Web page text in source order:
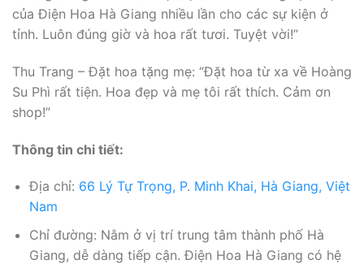
của Điện Hoa Hà Giang nhiều lần cho các sự kiện ở
tỉnh. Luôn đúng giờ và hoa rất tươi. Tuyệt vời!”
Thu Trang – Đặt hoa tặng mẹ: “Đặt hoa từ xa về Hoàng
Su Phì rất tiện. Hoa đẹp và mẹ tôi rất thích. Cảm ơn
shop!”
Thông tin chi tiết:
Địa chỉ: 66 Lý Tự Trọng, P. Minh Khai, Hà Giang, Việt
Nam
Chỉ đường: Nằm ở vị trí trung tâm thành phố Hà
Giang, dễ dàng tiếp cận. Điện Hoa Hà Giang có hệ